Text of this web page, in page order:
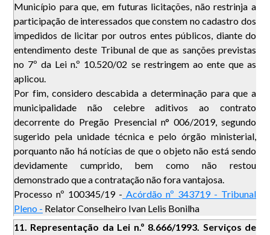
Município para que, em futuras licitações, não restrinja a
participação de interessados que constem no cadastro dos
impedidos de licitar por outros entes públicos, diante do
entendimento deste Tribunal de que as sanções previstas
no 7º da Lei n.º 10.520/02 se restringem ao ente que as
aplicou.
Por fim, considero descabida a determinação para que a
municipalidade não celebre aditivos ao contrato
decorrente do Pregão Presencial n° 006/2019, segundo
sugerido pela unidade técnica e pelo órgão ministerial,
porquanto não há notícias de que o objeto não está sendo
devidamente cumprido, bem como não restou
demonstrado que a contratação não fora vantajosa.
Processo nº 100345/19 - Acórdão nº 343719 - Tribunal
Pleno - Relator Conselheiro Ivan Lelis Bonilha
11. Representação da Lei n.º 8.666/1993. Serviços de